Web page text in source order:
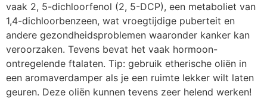
vaak 2, 5-dichloorfenol (2, 5-DCP), een metaboliet van
1,4-dichloorbenzeen, wat vroegtijdige puberteit en
andere gezondheidsproblemen waaronder kanker kan
veroorzaken. Tevens bevat het vaak hormoon-
ontregelende ftalaten. Tip: gebruik etherische oliën in
een aromaverdamper als je een ruimte lekker wilt laten
geuren. Deze oliën kunnen tevens zeer helend werken!